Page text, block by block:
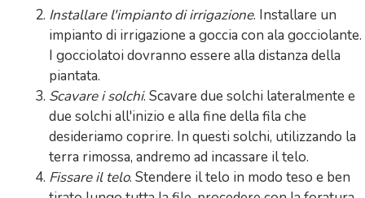
Installare l'impianto di irrigazione. Installare un
impianto di irrigazione a goccia con ala gocciolante.
I gocciolatoi dovranno essere alla distanza della
piantata.
Scavare i solchi. Scavare due solchi lateralmente e
due solchi all'inizio e alla fine della fila che
desideriamo coprire. In questi solchi, utilizzando la
terra rimossa, andremo ad incassare il telo.
Fissare il telo. Stendere il telo in modo teso e ben